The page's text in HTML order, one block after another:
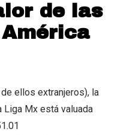
de las
ellos extranjeros), la
Mx está valuada